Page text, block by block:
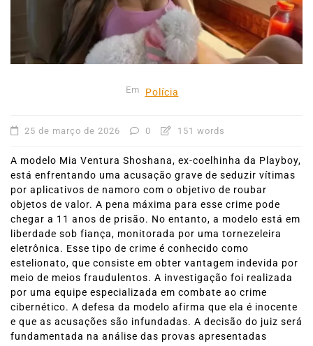
Em Polícia
25 de março de 2026 0 151 words
A modelo Mia Ventura Shoshana, ex-coelhinha da Playboy,
está enfrentando uma acusação grave de seduzir vítimas
por aplicativos de namoro com o objetivo de roubar
objetos de valor. A pena máxima para esse crime pode
chegar a 11 anos de prisão. No entanto, a modelo está em
liberdade sob fiança, monitorada por uma tornezeleira
eletrônica. Esse tipo de crime é conhecido como
estelionato, que consiste em obter vantagem indevida por
meio de meios fraudulentos. A investigação foi realizada
por uma equipe especializada em combate ao crime
cibernético. A defesa da modelo afirma que ela é inocente
e que as acusações são infundadas. A decisão do juiz será
fundamentada na análise das provas apresentadas